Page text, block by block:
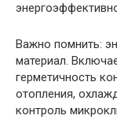
Важно помнить:
материал.
герметичность
отопления,
контроль